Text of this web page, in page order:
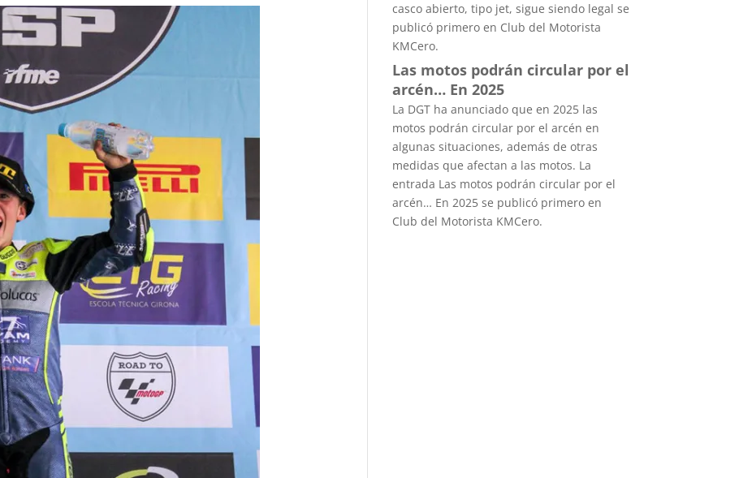
casco abierto, tipo jet, sigue siendo legal se
publicó primero en Club del Motorista
KMCero.
Las motos podrán circular por el
arcén… En 2025
La DGT ha anunciado que en 2025 las
motos podrán circular por el arcén en
algunas situaciones, además de otras
medidas que afectan a las motos. La
entrada Las motos podrán circular por el
arcén… En 2025 se publicó primero en
Club del Motorista KMCero.